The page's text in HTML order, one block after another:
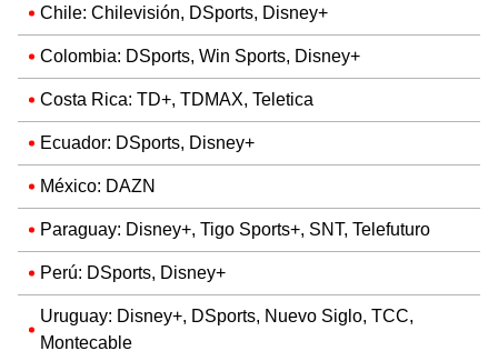
Chile: Chilevisión, DSports, Disney+
Colombia: DSports, Win Sports, Disney+
Costa Rica: TD+, TDMAX, Teletica
Ecuador: DSports, Disney+
México: DAZN
Paraguay: Disney+, Tigo Sports+, SNT, Telefuturo
Perú: DSports, Disney+
Uruguay: Disney+, DSports, Nuevo Siglo, TCC,
Montecable